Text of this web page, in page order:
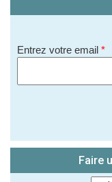
Entrez votre email *
Faire